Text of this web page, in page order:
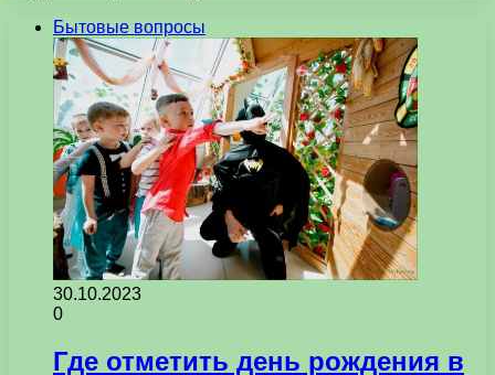
Бытовые вопросы
30.10.2023
0
Где отметить день рождения в